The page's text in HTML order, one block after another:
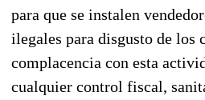
para que se instalen
ilegales para disgusto de los
complacencia con esta
cualquier control fiscal,